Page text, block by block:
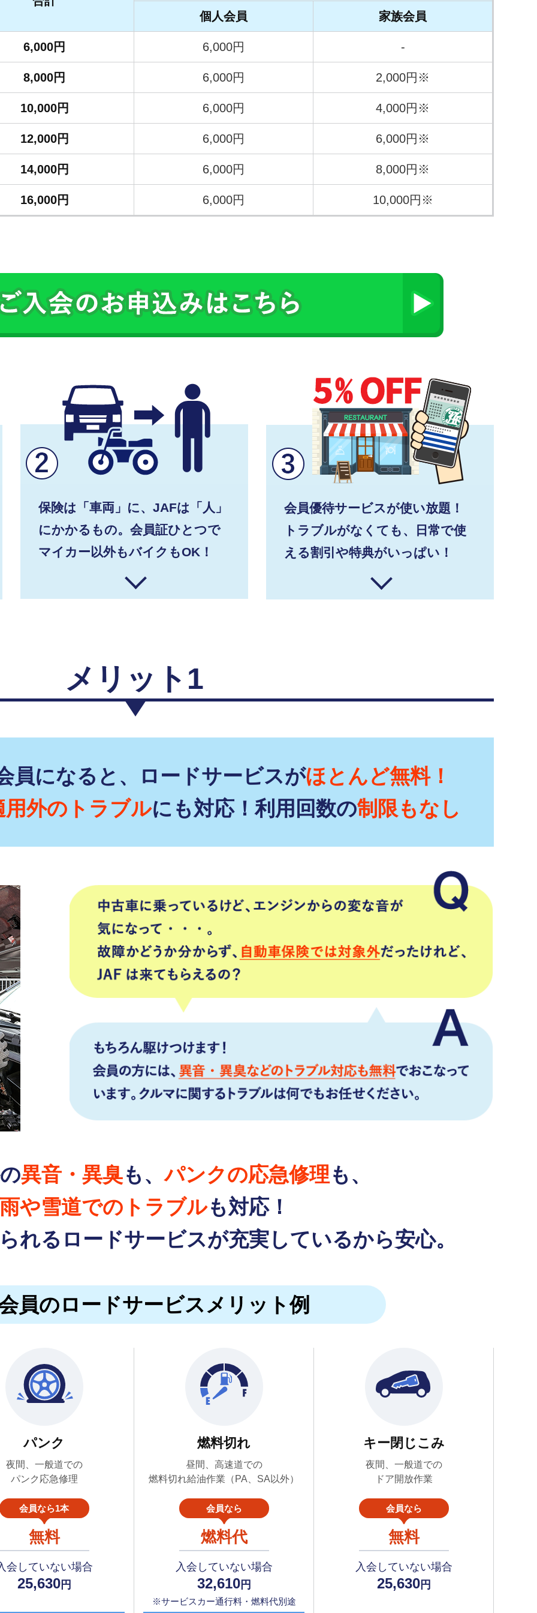
個人会員
家族会員
6,000円 6,000円 -
8,000円 6,000円 2,000円※
10,000円 6,000円 4,000円※
12,000円 6,000円 6,000円※
14,000円 6,000円 8,000円※
16,000円 6,000円 10,000円※
保険は「車両」に、JAFは「人」
にかかるもの。会員証ひとつで
マイカー以外もバイクもOK！
会員優待サービスが使い放題！
トラブルがなくても、日常で使
える割引や特典がいっぱい！
メリット1
員になると、ロードサービスがほとんど無料！
用外のトラブルにも対応！利用回数の制限もなし
異音・異臭も、パンクの応急修理 も、
や雪道でのトラブルも対応！
れるロードサービスが充実しているから安心。
員のロードサービスメリット例
パンク
夜間、一般道での
パンク応急修理
会員なら1本
無料
会していない場合
25,630円
燃料切れ
昼間、高速道での
燃料切れ給油作業（PA、SA以外）
会員なら
燃料代
入会していない場合
32,610円
※サービスカー通行料・燃料代別途
キー閉じこみ
夜間、一般道での
ドア開放作業
会員なら
無料
入会していない場合
25,630円